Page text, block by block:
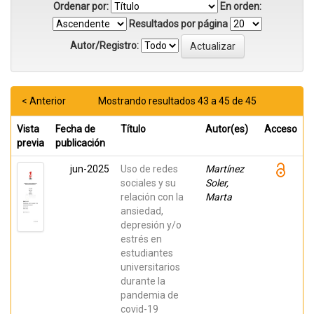
Ordenar por:
En orden:
Resultados por página
Autor/Registro:
Mostrando resultados 43 a 45 de 45
< Anterior
Vista
previa
Fecha de
publicación
Título Autor(es) Acceso
jun-2025
Uso de redes
sociales y su
relación con la
ansiedad,
depresión y/o
estrés en
estudiantes
universitarios
durante la
pandemia de
covid-19
Martínez
Soler,
Marta